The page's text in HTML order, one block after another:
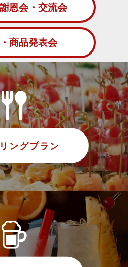
恩会・交流会
商品発表会
ングプラン